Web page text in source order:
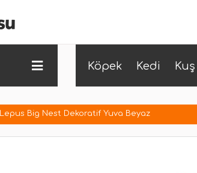
Köpek Kedi Kuş
Lepus Big Nest Dekoratif Yuva Beyaz